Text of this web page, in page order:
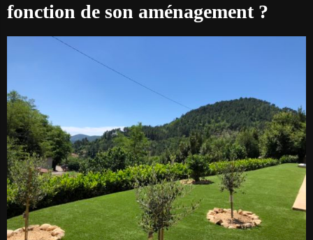
fonction de son aménagement ?